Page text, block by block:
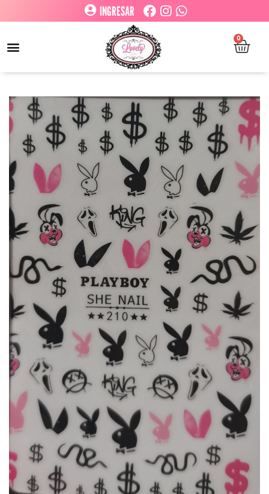
INGRESAR
0